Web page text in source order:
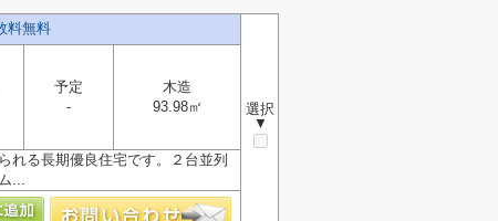
料無料
選択
▼
予定
-
木造
93.98㎡
れる長期優良住宅です。２台並列
...